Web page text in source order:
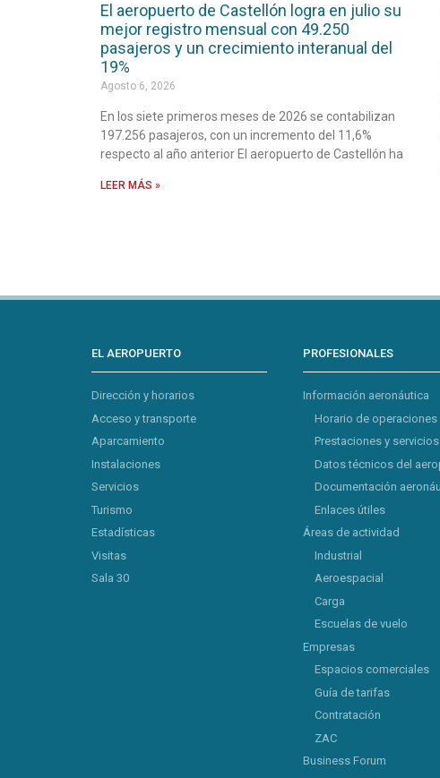
El aeropuerto de Castellón logra en julio su
mejor registro mensual con 49.250
pasajeros y un crecimiento interanual del
19%
Agosto 6, 2026
En los siete primeros meses de 2026 se contabilizan
197.256 pasajeros, con un incremento del 11,6%
respecto al año anterior El aeropuerto de Castellón ha
LEER MÁS »
EL AEROPUERTO
Dirección y horarios
Acceso y transporte
Aparcamiento
Instalaciones
Servicios
Turismo
Estadísticas
Visitas
Sala 30
PROFESIONALES
Información aeronáutica
Horario de operaciones
Prestaciones y servicios
Datos técnicos del
Documentación
Enlaces útiles
Áreas de actividad
Industrial
Aeroespacial
Carga
Escuelas de vuelo
Empresas
Espacios comerciales
Guía de tarifas
Contratación
ZAC
Business Forum